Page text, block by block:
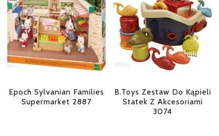
Epoch Sylvanian Families
Supermarket 2887
B.Toys Zestaw Do Kąpieli
Statek Z Akcesoriami
3074